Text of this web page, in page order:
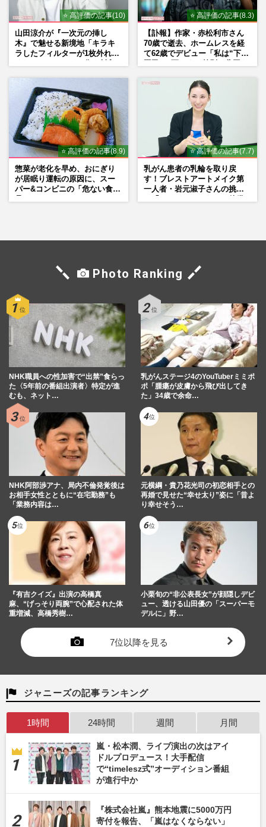
⭐ 高評価の記事(10)
山田涼介が『一次元の挿し
木』で魅せる新境地「キラキ
ラしたフィルターが1枚外れて
⭐ 高評価の記事(8.3)
【訃報】作家・赤松利市さん
70歳で逝去、ホームレスを経
て62歳でデビュー「私は“下級
⭐ 高評価の記事(8.9)
惣菜が老化を早め、おにぎり
が居眠り運転の原因に、スー
パー&コンビニの「危ない食
⭐ 高評価の記事(7.7)
乳がん患者の乳輪を取り戻
す！ブレストアートメイク第
一人者・岩元淑子さんの挑戦
Photo Ranking
NHK職員への性加害で“出禁”食らっ
た〈5年前の番組出演者〉特定が進
むも、ネット…
乳がんステージ4のYouTuberミミポ
ポ「腫瘍が皮膚から飛び出してき
た」34歳で余命…
NHK阿部渉アナ、局内不倫発覚後は
お相手女性とともに“在宅勤務”も
「業務内容は…
元横綱・貴乃花光司の初恋相手との
再婚で見せた“幸せ太り”姿に「昔よ
り幸せそう…
『有吉クイズ』出演の高橋真
麻、“げっそり両腕”で心配された体
重増減、高橋秀樹…
小栗旬の“非公表長女”が顔隠しデビ
ュー、透ける山田優の「スーパーモ
デルに」野…
7位以降を見る
ジャニーズの記事ランキング
1時間 24時間 週間 月間
嵐・松本潤、ライブ演出の次はアイ
ドルプロデュース！大手配信
で“timelesz式”オーディション番組
が進行中か
『株式会社嵐』熊本地震に5000万円
寄付を報告、「嵐はなくならない」